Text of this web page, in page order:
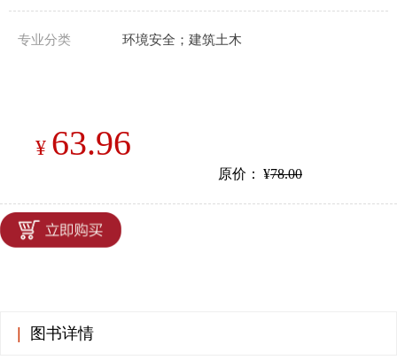
图书详情
¥ 63.96
专业分类 环境安全；建筑土木
原价： ¥78.00